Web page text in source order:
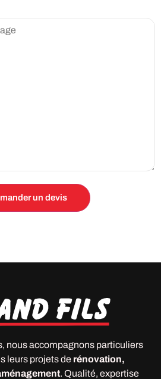
nous accompagnons particuliers
leurs projets de rénovation,
. Qualité, expertise